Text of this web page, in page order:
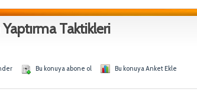
Taktikleri
Bu konuya abone ol Bu konuya Anket Ekle